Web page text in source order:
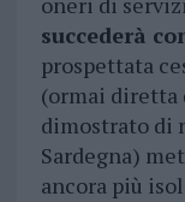
succederà
prospettata
(ormai diretta
dimostrato di
Sardegna)
ancora più